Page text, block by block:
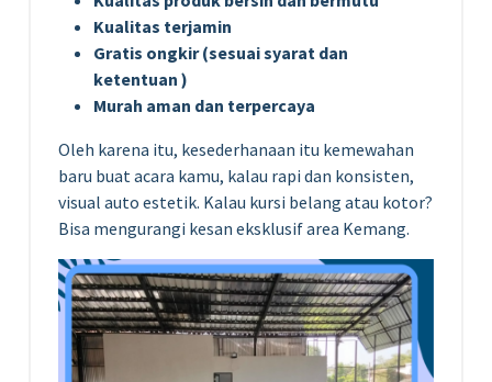
Kualitas terjamin
Gratis ongkir (sesuai syarat dan
ketentuan )
Murah aman dan terpercaya
Oleh karena itu, kesederhanaan itu kemewahan
baru buat acara kamu, kalau rapi dan konsisten,
visual auto estetik. Kalau kursi belang atau kotor?
Bisa mengurangi kesan eksklusif area Kemang.